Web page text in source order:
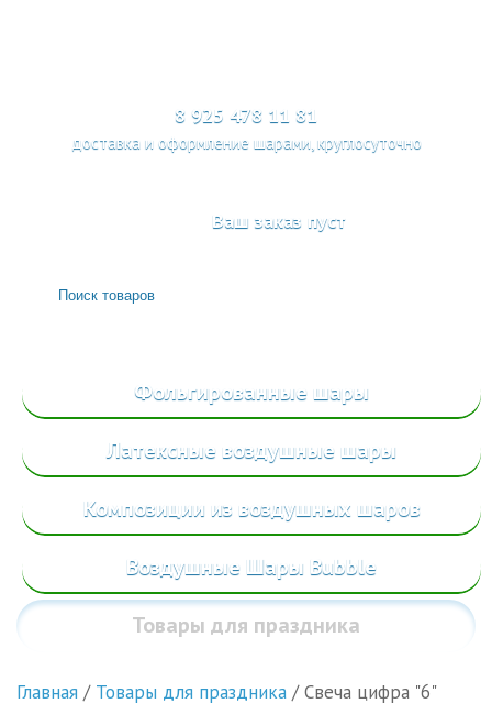
8 925 478 11 81
доставка и оформление шарами, круглосуточно
Ваш заказ пуст
Фольгированные шары
Латексные воздушные шары
Композиции из воздушных шаров
Воздушные Шары Bubble
Товары для праздника
Главная / Товары для праздника /Свеча цифра "6"